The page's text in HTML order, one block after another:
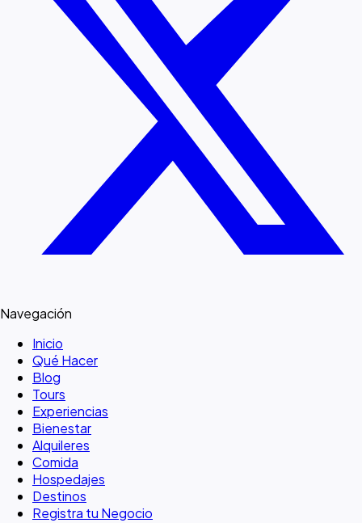
Navegación
Inicio
Qué Hacer
Blog
Tours
Experiencias
Bienestar
Alquileres
Comida
Hospedajes
Destinos
Registra tu Negocio